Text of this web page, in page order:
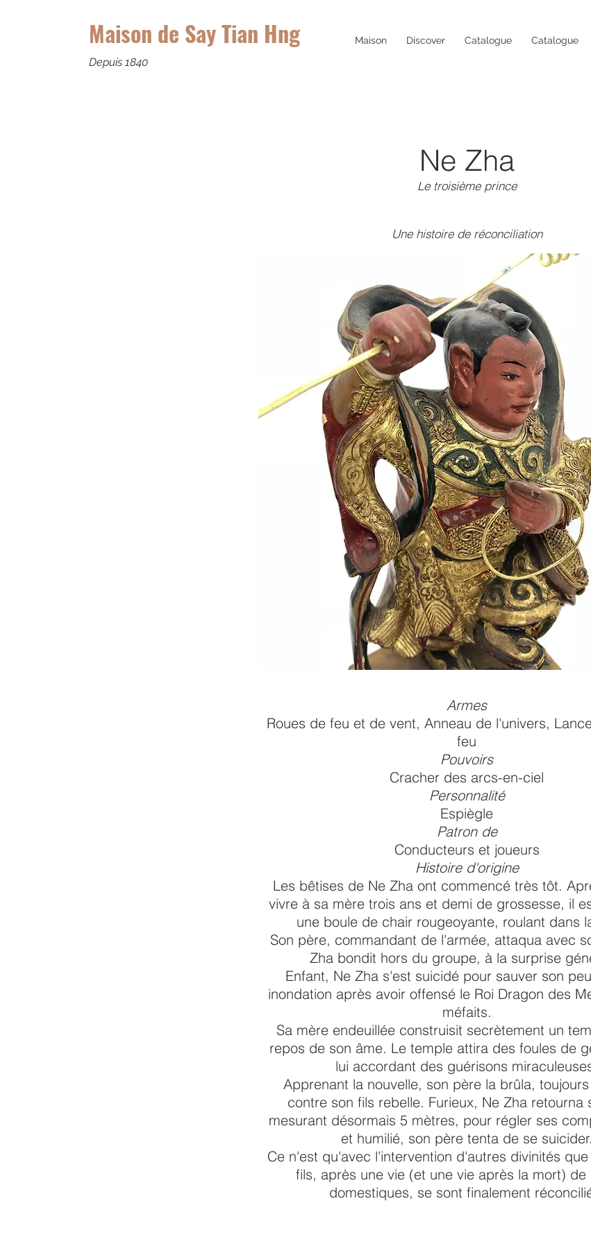
Maison de Say Tian Hng
Depuis 1840
Maison Discover Catalogue Catalogue
Ne Zha
Le troisième prince
Une histoire de réconciliation
Armes
Roues de feu et de vent, Anneau de l'univers,
feu
Pouvoirs
Cracher des arcs-en-ciel
Personnalité
Espiègle
Patron de
Conducteurs et joueurs
Histoire d'origine
Les bêtises de Ne Zha ont commencé très tôt.
vivre à sa mère trois ans et demi de grossesse, il
une boule de chair rougeoyante, roulant dans
Son père, commandant de l'armée, attaqua avec
Zha bondit hors du groupe, à la surprise
Enfant, Ne Zha s'est suicidé pour sauver son
inondation après avoir offensé le Roi Dragon des
méfaits.
Sa mère endeuillée construisit secrètement un
repos de son âme. Le temple attira des foules de
lui accordant des guérisons
Apprenant la nouvelle, son père la brûla,
contre son fils rebelle. Furieux, Ne Zha retourna
mesurant désormais 5 mètres, pour régler ses
et humilié, son père tenta de se suicider.
Ce n'est qu'avec l'intervention d'autres divinités
fils, après une vie (et une vie après la mort) de
domestiques, se sont finalement